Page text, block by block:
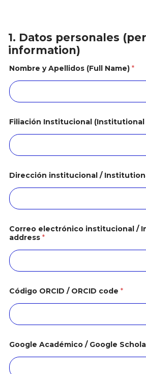
1. Datos personales
information)
Nombre y Apellidos (Full Name) *
Filiación Institucional
Dirección institucional /
Correo electrónico institucional /
address *
Código ORCID / ORCID code *
Google Académico / Google